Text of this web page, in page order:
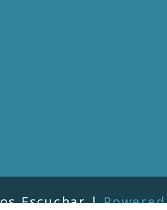
Escuchar |Powered